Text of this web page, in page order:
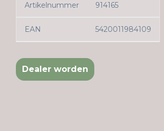
Artikelnummer 914165
EAN 5420011984109
Dealer worden